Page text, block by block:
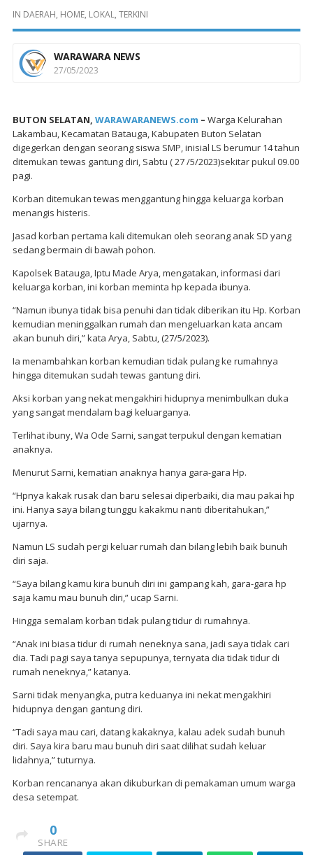
IN DAERAH, HOME, LOKAL, TERKINI
WARAWARA NEWS
27/05/2023
BUTON SELATAN, WARAWARANEWS.com – Warga Kelurahan
Lakambau, Kecamatan Batauga, Kabupaten Buton Selatan
digegerkan dengan seorang siswa SMP, inisial LS berumur 14 tahun
ditemukan tewas gantung diri, Sabtu ( 27 /5/2023)sekitar pukul 09.00
pagi.
Korban ditemukan tewas menggantung hingga keluarga korban
menangis histeris.
Jasad korban pertama kali ditemukan oleh seorang anak SD yang
sedang bermain di bawah pohon.
Kapolsek Batauga, Iptu Made Arya, mengatakan, informasi dari
keluarga korban, ini korban meminta hp kepada ibunya.
“Namun ibunya tidak bisa penuhi dan tidak diberikan itu Hp. Korban
kemudian meninggalkan rumah dan mengeluarkan kata ancam
akan bunuh diri,” kata Arya, Sabtu, (27/5/2023).
Ia menambahkan korban kemudian tidak pulang ke rumahnya
hingga ditemukan sudah tewas gantung diri.
Aksi korban yang nekat mengakhiri hidupnya menimbulkan duka
yang sangat mendalam bagi keluarganya.
Terlihat ibuny, Wa Ode Sarni, sangat terpukul dengan kematian
anaknya.
Menurut Sarni, kematian anaknya hanya gara-gara Hp.
“Hpnya kakak rusak dan baru selesai diperbaiki, dia mau pakai hp
ini. Hanya saya bilang tunggu kakakmu nanti diberitahukan,”
ujarnya.
Namun LS sudah pergi keluar rumah dan bilang lebih baik bunuh
diri saja.
“Saya bilang kamu kira bunuh diri ini gampang kah, gara-gara hp
saja kamu mau bunuh diri,” ucap Sarni.
Hingga semalam korban tidak pulang tidur di rumahnya.
“Anak ini biasa tidur di rumah neneknya sana, jadi saya tidak cari
dia. Tadi pagi saya tanya sepupunya, ternyata dia tidak tidur di
rumah neneknya,” katanya.
Sarni tidak menyangka, putra keduanya ini nekat mengakhiri
hidupnya dengan gantung diri.
“Tadi saya mau cari, datang kakaknya, kalau adek sudah bunuh
diri. Saya kira baru mau bunuh diri saat dilihat sudah keluar
lidahnya,” tuturnya.
Korban rencananya akan dikuburkan di pemakaman umum warga
desa setempat.
0
SHARE